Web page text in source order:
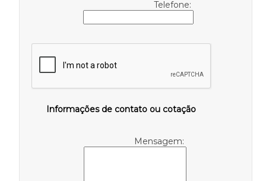
Telefone:
Informações de contato ou cotação
Mensagem: